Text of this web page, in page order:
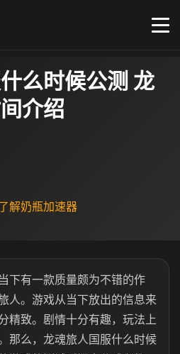
么时候公测 龙
介绍
解奶瓶加速器
下有一款质量颇为不错的作
人。游戏从当下放出的信息来
精致。剧情十分有趣，玩法上
那么，龙魂旅人国服什么时候